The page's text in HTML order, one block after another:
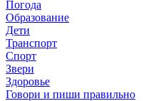
Погода
Образование
Дети
Транспорт
Спорт
Звери
Здоровье
Говори и пиши правильно